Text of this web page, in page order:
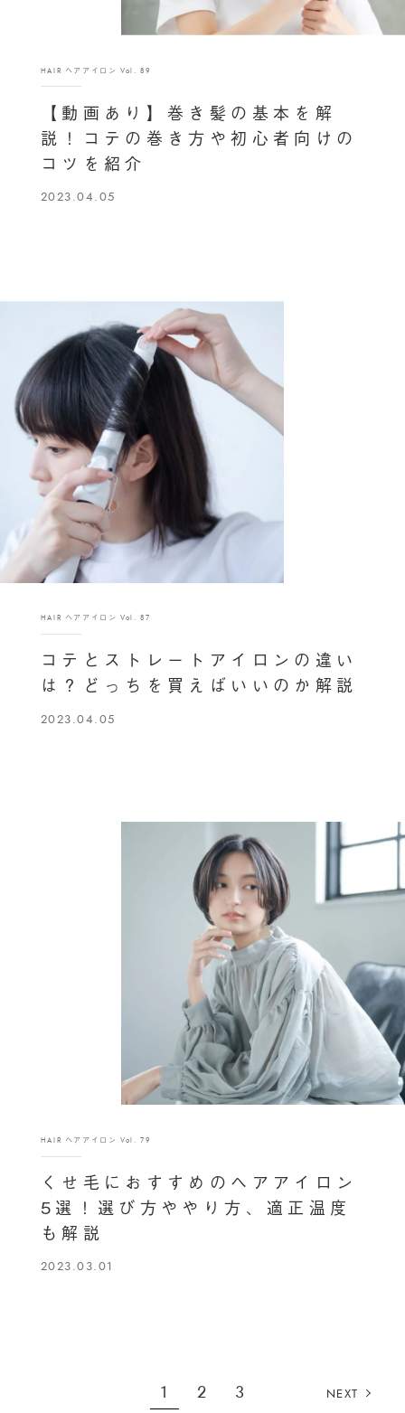
HAIR ヘアアイロン Vol. 89
【動画あり】巻き髪の基本を解
説！コテの巻き方や初心者向けの
コツを紹介
2023.04.05
HAIR ヘアアイロン Vol. 87
コテとストレートアイロンの違い
は？どっちを買えばいいのか解説
2023.04.05
HAIR ヘアアイロン Vol. 79
くせ毛におすすめのヘアアイロン
5選！選び方ややり方、適正温度
も解説
2023.03.01
1 2 3 NEXT